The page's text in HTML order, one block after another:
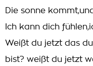
Die sonne
Ich kann dich
Weißt du jetzt das
bist? weißt du jetzt